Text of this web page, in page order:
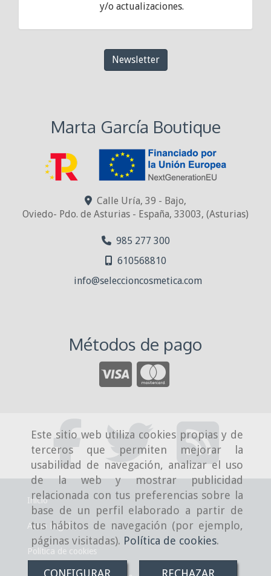
Este sitio web utiliza cookies propias y de
terceros que permiten mejorar la
usabilidad de navegación, analizar el uso
de la web y mostrar publicidad
relacionada con tus preferencias sobre la
base de un perfil elaborado a partir de
tus hábitos de navegación (por ejemplo,
páginas visitadas). Política de cookies.
y/o actualizaciones.
Newsletter
Marta García Boutique
Calle Uría, 39 - Bajo,
Oviedo- Pdo. de Asturias - España, 33003, (Asturias)
985 277 300
610568810
info
seleccioncosmetica.com
Métodos de pago
Inicio
Aviso Legal
Política de cookies